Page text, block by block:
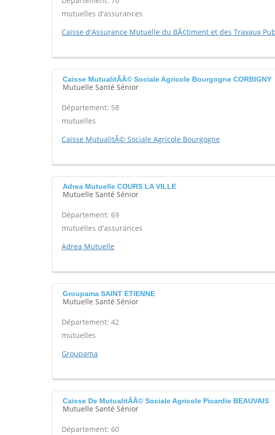
mutuelles d'assurances
Caisse d'Assurance Mutuelle du BÃ¢timent et des Travaux
Caisse MutualitÃÂ© Sociale Agricole Bourgogne CORBIGNY
Mutuelle Santé Sénior
Département: 58
mutuelles
Caisse MutualitÃ© Sociale Agricole Bourgogne
Adrea Mutuelle COURS LA VILLE
Mutuelle Santé Sénior
Département: 69
mutuelles d'assurances
Adrea Mutuelle
Groupama SAINT ETIENNE
Mutuelle Santé Sénior
Département: 42
mutuelles
Groupama
Caisse De MutualitÃÂ© Sociale Agricole Picardie BEAUVAIS
Mutuelle Santé Sénior
Département: 60